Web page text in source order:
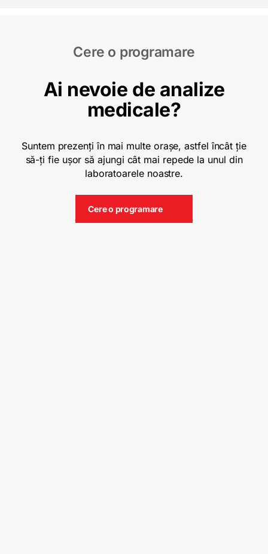
Cere o programare
Ai nevoie de analize
medicale?
Suntem prezenți în mai multe orașe, astfel încât ție
să-ți fie ușor să ajungi cât mai repede la unul din
laboratoarele noastre.
Cere o programare